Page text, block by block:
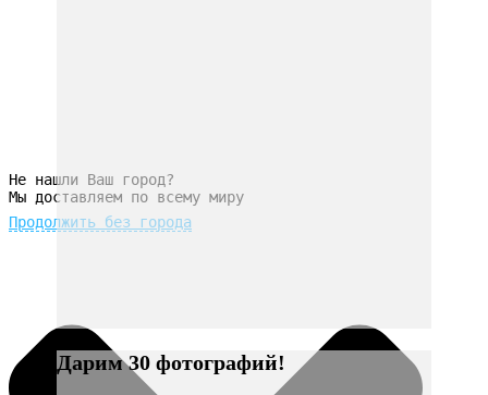
Не нашли Ваш город?
Мы доставляем по всему миру
Продолжить без города
Дарим 30 фотографий!